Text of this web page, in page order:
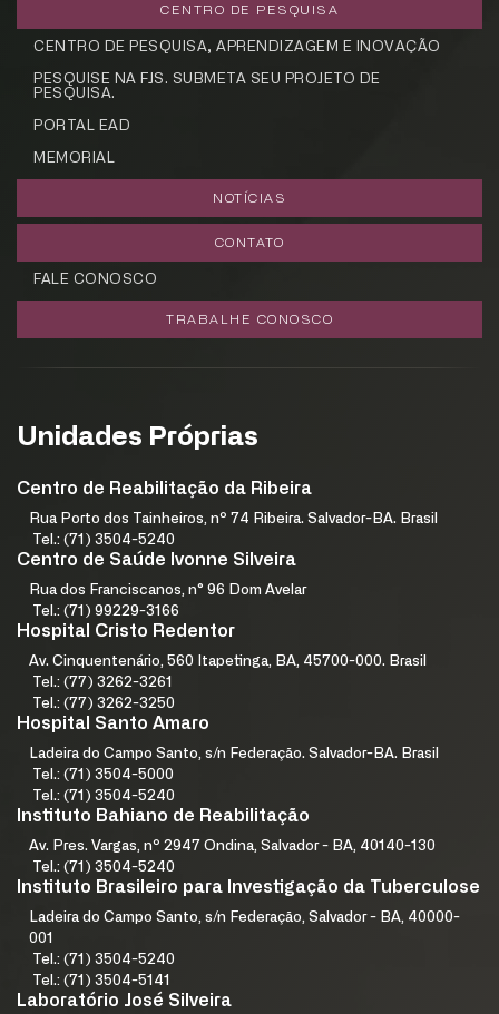
CENTRO DE PESQUISA
CENTRO DE PESQUISA, APRENDIZAGEM E INOVAÇÃO
PESQUISE NA FJS. SUBMETA SEU PROJETO DE
PESQUISA.
PORTAL EAD
MEMORIAL
NOTÍCIAS
CONTATO
FALE CONOSCO
TRABALHE CONOSCO
Unidades Próprias
Centro de Reabilitação da Ribeira
Rua Porto dos Tainheiros, nº 74 Ribeira. Salvador-BA. Brasil
Tel.: (71) 3504-5240
Centro de Saúde Ivonne Silveira
Rua dos Franciscanos, n° 96 Dom Avelar
Tel.: (71) 99229-3166
Hospital Cristo Redentor
Av. Cinquentenário, 560 Itapetinga, BA, 45700-000. Brasil
Tel.: (77) 3262-3261
Tel.: (77) 3262-3250
Hospital Santo Amaro
Ladeira do Campo Santo, s/n Federação. Salvador-BA. Brasil
Tel.: (71) 3504-5000
Tel.: (71) 3504-5240
Instituto Bahiano de Reabilitação
Av. Pres. Vargas, nº 2947 Ondina, Salvador - BA, 40140-130
Tel.: (71) 3504-5240
Instituto Brasileiro para Investigação da Tuberculose
Ladeira do Campo Santo, s/n Federação, Salvador - BA, 40000-
001
Tel.: (71) 3504-5240
Tel.: (71) 3504-5141
Laboratório José Silveira